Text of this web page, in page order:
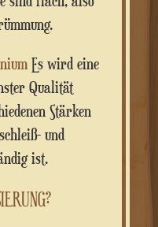
Es wird eine
Qualität
Stärken
und
ist.